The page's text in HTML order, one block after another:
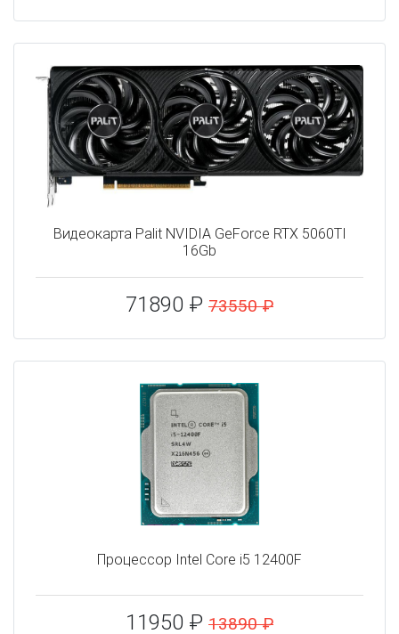
Видеокарта Palit NVIDIA GeForce RTX 5060TI
16Gb
71890 ₽ 73550 ₽
Процессор Intel Core i5 12400F
11950 ₽ 13890 ₽